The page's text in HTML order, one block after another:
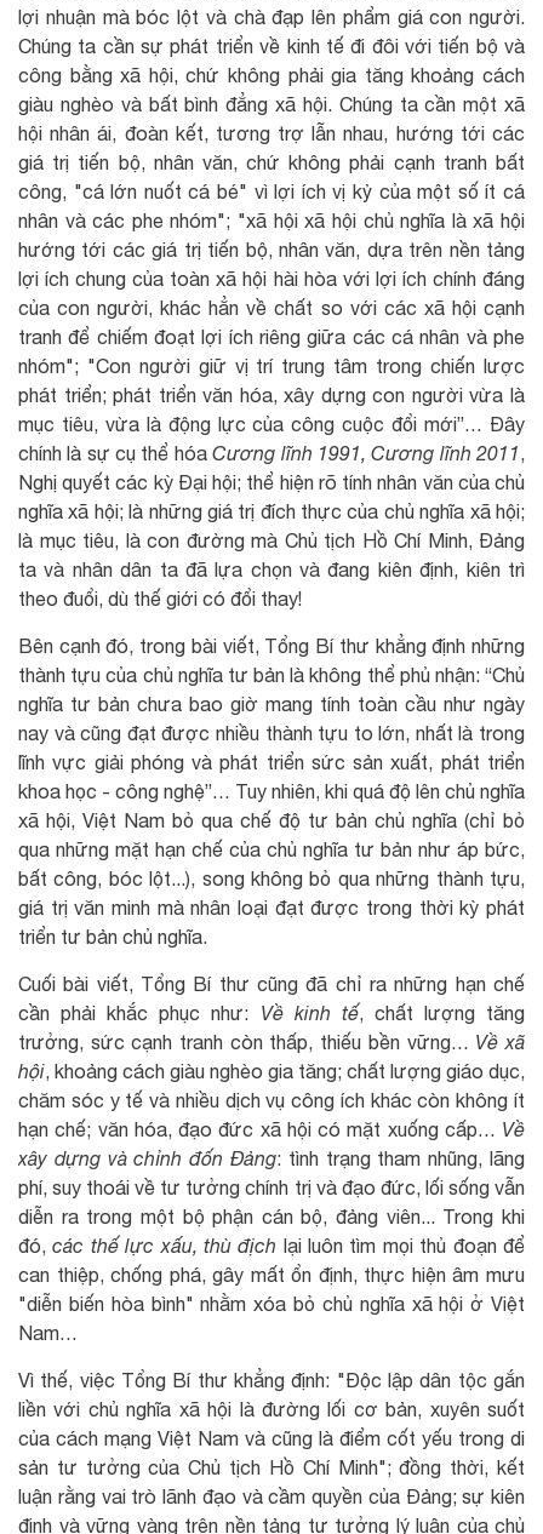
lợi nhuận mà bóc lột và chà đạp lên phẩm giá con người.
Chúng ta cần sự phát triển về kinh tế đi đôi với tiến bộ và
công bằng xã hội, chứ không phải gia tăng khoảng cách
giàu nghèo và bất bình đẳng xã hội. Chúng ta cần một xã
hội nhân ái, đoàn kết, tương trợ lẫn nhau, hướng tới các
giá trị tiến bộ, nhân văn, chứ không phải cạnh tranh bất
công, "cá lớn nuốt cá bé" vì lợi ích vị kỷ của một số ít cá
nhân và các phe nhóm"; "xã hội xã hội chủ nghĩa là xã hội
hướng tới các giá trị tiến bộ, nhân văn, dựa trên nền tảng
lợi ích chung của toàn xã hội hài hòa với lợi ích chính đáng
của con người, khác hẳn về chất so với các xã hội cạnh
tranh để chiếm đoạt lợi ích riêng giữa các cá nhân và phe
nhóm"; "Con người giữ vị trí trung tâm trong chiến lược
phát triển; phát triển văn hóa, xây dựng con người vừa là
mục tiêu, vừa là động lực của công cuộc đổi mới”… Đây
chính là sự cụ thể hóaCương lĩnh 1991, Cương lĩnh 2011,
Nghị quyết các kỳ Đại hội; thể hiện rõ tính nhân văn của chủ
nghĩa xã hội; là những giá trị đích thực của chủ nghĩa xã hội;
là mục tiêu, là con đường mà Chủ tịch Hồ Chí Minh, Đảng
ta và nhân dân ta đã lựa chọn và đang kiên định, kiên trì
theo đuổi, dù thế giới có đổi thay!
Bên cạnh đó, trong bài viết, Tổng Bí thư khẳng định những
thành tựu của chủ nghĩa tư bản là không thể phủ nhận: “Chủ
nghĩa tư bản chưa bao giờ mang tính toàn cầu như ngày
nay và cũng đạt được nhiều thành tựu to lớn, nhất là trong
lĩnh vực giải phóng và phát triển sức sản xuất, phát triển
khoa học - công nghệ”… Tuy nhiên, khi quá độ lên chủ nghĩa
xã hội, Việt Nam bỏ qua chế độ tư bản chủ nghĩa (chỉ bỏ
qua những mặt hạn chế của chủ nghĩa tư bản như áp bức,
bất công, bóc lột...), song không bỏ qua những thành tựu,
giá trị văn minh mà nhân loại đạt được trong thời kỳ phát
triển tư bản chủ nghĩa.
Cuối bài viết, Tổng Bí thư cũng đã chỉ ra những hạn chế
cần phải khắc phục như: Về kinh tế, chất lượng tăng
trưởng, sức cạnh tranh còn thấp, thiếu bền vững… Về xã
hội, khoảng cách giàu nghèo gia tăng; chất lượng giáo dục,
chăm sóc y tế và nhiều dịch vụ công ích khác còn không ít
hạn chế; văn hóa, đạo đức xã hội có mặt xuống cấp… Về
xây dựng và chỉnh đốn Đảng: tình trạng tham nhũng, lãng
phí, suy thoái về tư tưởng chính trị và đạo đức, lối sống vẫn
diễn ra trong một bộ phận cán bộ, đảng viên... Trong khi
đó,các thế lực xấu, thù địch lại luôn tìm mọi thủ đoạn để
can thiệp, chống phá, gây mất ổn định, thực hiện âm mưu
"diễn biến hòa bình" nhằm xóa bỏ chủ nghĩa xã hội ở Việt
Nam…
Vì thế, việc Tổng Bí thư khẳng định: "Độc lập dân tộc gắn
liền với chủ nghĩa xã hội là đường lối cơ bản, xuyên suốt
của cách mạng Việt Nam và cũng là điểm cốt yếu trong di
sản tư tưởng của Chủ tịch Hồ Chí Minh"; đồng thời, kết
luận rằng vai trò lãnh đạo và cầm quyền của Đảng; sự kiên
định và vững vàng trên nền tảng tư tưởng lý luận của chủ